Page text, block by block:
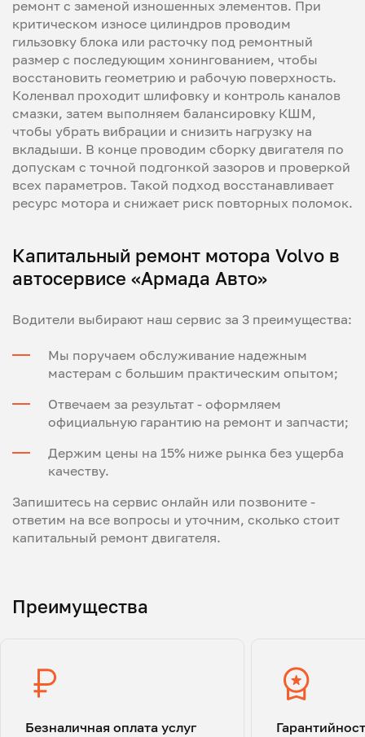
ремонт с заменой изношенных элементов. При
критическом износе цилиндров проводим
гильзовку блока или расточку под ремонтный
размер с последующим хонингованием, чтобы
восстановить геометрию и рабочую поверхность.
Коленвал проходит шлифовку и контроль каналов
смазки, затем выполняем балансировку КШМ,
чтобы убрать вибрации и снизить нагрузку на
вкладыши. В конце проводим сборку двигателя по
допускам с точной подгонкой зазоров и проверкой
всех параметров. Такой подход восстанавливает
ресурс мотора и снижает риск повторных поломок.
Капитальный ремонт мотора Volvo в
автосервисе «Армада Авто»
Водители выбирают наш сервис за 3 преимущества:
Мы поручаем обслуживание надежным
мастерам с большим практическим опытом;
Отвечаем за результат - оформляем
официальную гарантию на ремонт и запчасти;
Держим цены на 15% ниже рынка без ущерба
качеству.
Запишитесь на сервис онлайн или позвоните -
ответим на все вопросы и уточним, сколько стоит
капитальный ремонт двигателя.
Преимущества
Безналичная оплата услуг